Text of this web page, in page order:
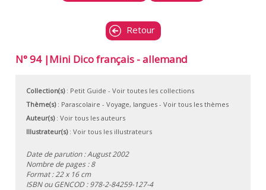
Retour
N° 94 |Mini Dico français - allemand
Collection(s): Petit Guide - Voir toutes les collections
Thème(s): Parascolaire - Voyage, langues- Voir tous les thèmes
Auteur(s): Voir tous les auteurs
Illustrateur(s): Voir tous les illustrateurs
Date de parution : August 2002
Nombre de pages : 8
Format : 22 x 16 cm
ISBN ou GENCOD :978-2-84259-127-4